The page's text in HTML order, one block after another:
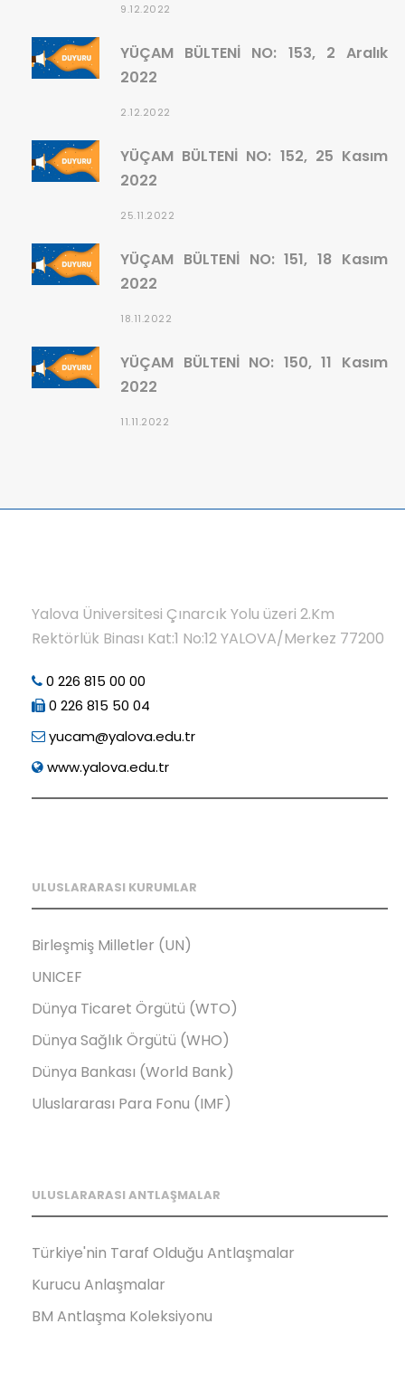
9.12.2022
YÜÇAM BÜLTENİ NO: 153, 2 Aralık
2022
2.12.2022
YÜÇAM BÜLTENİ NO: 152, 25 Kasım
2022
25.11.2022
YÜÇAM BÜLTENİ NO: 151, 18 Kasım
2022
18.11.2022
YÜÇAM BÜLTENİ NO: 150, 11 Kasım
2022
11.11.2022
Yalova Üniversitesi Çınarcık Yolu üzeri 2.Km
Rektörlük Binası Kat:1 No:12 YALOVA/Merkez 77200
0 226 815 00 00
0 226 815 50 04
yucam@yalova.edu.tr
www.yalova.edu.tr
ULUSLARARASI KURUMLAR
Birleşmiş Milletler (UN)
UNICEF
Dünya Ticaret Örgütü (WTO)
Dünya Sağlık Örgütü (WHO)
Dünya Bankası (World Bank)
Uluslararası Para Fonu (IMF)
ULUSLARARASI ANTLAŞMALAR
Türkiye'nin Taraf Olduğu Antlaşmalar
Kurucu Anlaşmalar
BM Antlaşma Koleksiyonu